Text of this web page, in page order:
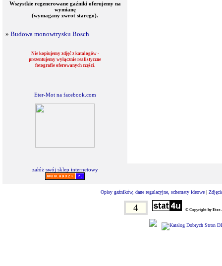
Wszystkie regenerowane gaźniki oferujemy na
wymianę
(wymagany zwrot starego).
» Budowa monowtrysku Bosch
Nie kopiujemy zdjęć z katalogów -
prezentujemy wyłącznie realistyczne
fotografie oferowanych części.
Eter-Mot na facebook.com
załóż swój sklep internetowy
Opisy gaźników, dane regulacyjne, schematy ideowe |
4 © Copyright by